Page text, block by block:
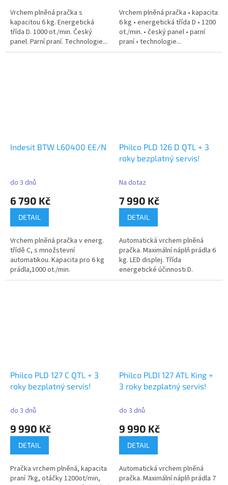
Vrchem plněná pračka s
kapacitou 6 kg. Energetická
třída D. 1000 ot./min. Český
panel. Parní praní. Technologie...
Vrchem plněná pračka • kapacita
6 kg • energetická třída D • 1200
ot./min. • český panel • parní
praní • technologie...
Indesit BTW L60400 EE/N
do 3 dnů
6 790 Kč
DETAIL
Vrchem plněná pračka v energ.
třídě C, s množstevní
automatikou. Kapacita pro 6 kg
prádla,1000 ot./min.
Philco PLD 126 D QTL + 3
roky bezplatný servis!
Na dotaz
7 990 Kč
DETAIL
Automatická vrchem plněná
pračka. Maximální náplň prádla 6
kg. LED displej. Třída
energetické účinnosti D.
Maximální...
Philco PLD 127 C QTL + 3
roky bezplatný servis!
do 3 dnů
9 990 Kč
DETAIL
Pračka vrchem plněná, kapacita
praní 7kg, otáčky 1200ot/min,
Philco PLDI 127 ATL King +
3 roky bezplatný servis!
do 3 dnů
9 990 Kč
DETAIL
Automatická vrchem plněná
pračka. Maximální náplň prádla 7